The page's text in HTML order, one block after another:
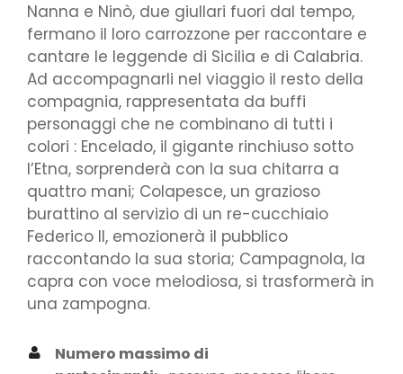
Nanna e Ninò, due giullari fuori dal tempo,
fermano il loro carrozzone per raccontare e
cantare le leggende di Sicilia e di Calabria.
Ad accompagnarli nel viaggio il resto della
compagnia, rappresentata da buffi
personaggi che ne combinano di tutti i
colori : Encelado, il gigante rinchiuso sotto
l’Etna, sorprenderà con la sua chitarra a
quattro mani; Colapesce, un grazioso
burattino al servizio di un re-cucchiaio
Federico II, emozionerà il pubblico
raccontando la sua storia; Campagnola, la
capra con voce melodiosa, si trasformerà in
una zampogna.
Numero massimo di